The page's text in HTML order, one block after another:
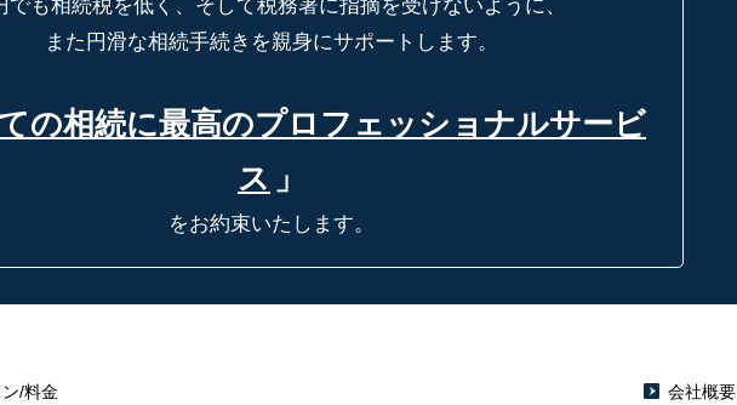
でも相続税を低く、そして税務署に指摘を受けないように、
また円滑な相続手続きを親身にサポートします。
の相続に最高のプロフェッショナルサービ
ス 」
をお約束いたします。
/料金 会社概要